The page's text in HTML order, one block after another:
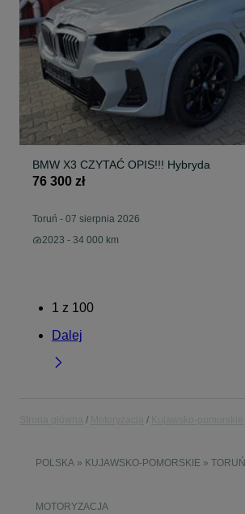
BMW X3 CZYTAĆ OPIS!!! Hybryda
76 300 zł
Toruń - 07 sierpnia 2026
2023 - 34 000 km
1 z 100
Dalej
POLSKA » KUJAWSKO-POMORSKIE » TORUŃ
MOTORYZACJA